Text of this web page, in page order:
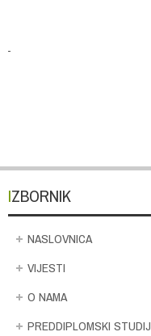
IZBORNIK
NASLOVNICA
VIJESTI
O NAMA
PREDDIPLOMSKI STUDIJ